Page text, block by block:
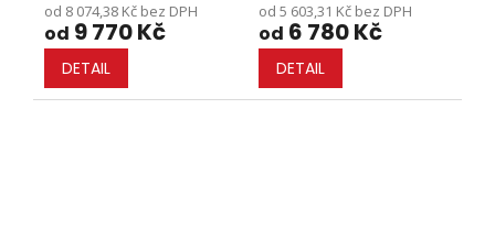
od 8 074,38 Kč bez DPH
od 9 770 Kč
DETAIL
od 5 603,31 Kč bez DPH
od 6 780 Kč
DETAIL